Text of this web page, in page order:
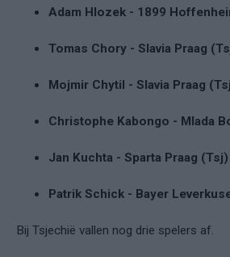
Adam Hlozek - 1899
Tomas Chory - Slavia Praag
Mojmir Chytil - Slavia Praag
Christophe Kabongo - Mlada
Jan Kuchta - Sparta Praag (Tsj)
Patrik Schick - Bayer
Bij Tsjechië vallen nog drie spelers af.